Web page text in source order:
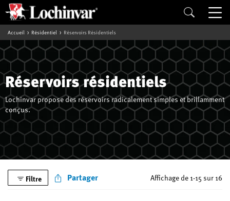
Accueil Résidentiel Réservoirs Résidentiels
Réservoirs résidentiels
Lochinvar propose des réservoirs radicalement simples et brillamment
conçus.
Affichage de 1-15 sur 16
Filtre Partager